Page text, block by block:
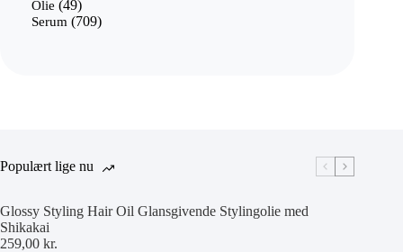
Olie 4949
varer
Serum 709709
Populært lige nu
Glossy Styling Hair Oil Glansgivende Stylingolie med
Shikakai
259,00 kr.